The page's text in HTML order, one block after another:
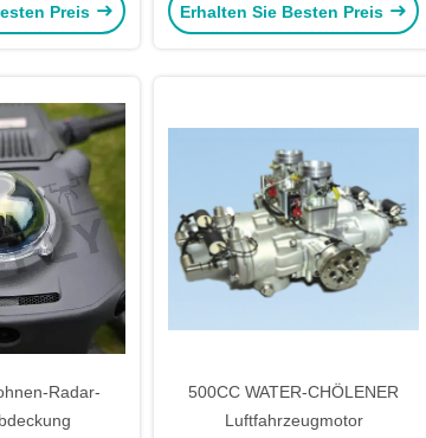
Preis
Erhalten Sie Besten Preis
Radar-
500CC WATER-CHÖLENER
Luftfahrzeugmotor